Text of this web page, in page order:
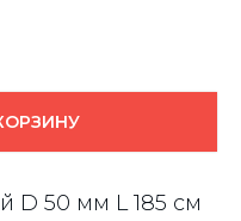
D 50 мм L 185 см